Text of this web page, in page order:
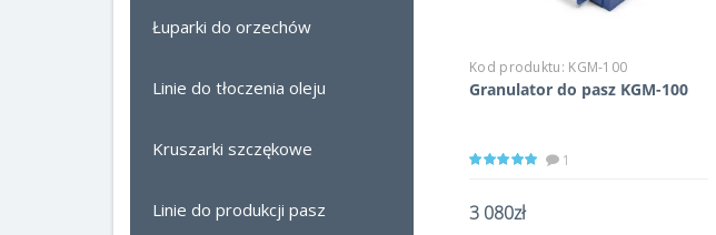
Łuparki do orzechów
Linie do tłoczenia oleju
Kruszarki szczękowe
Linie do produkcji pasz
Kod produktu: KGM-100
Granulator do pasz KGM-100
1
3 080zł